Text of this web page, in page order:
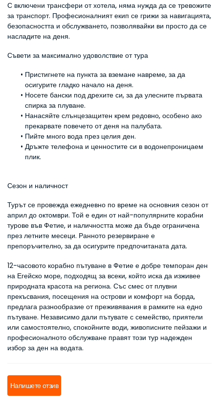
С включени трансфери от хотела, няма нужда да се тревожите
за транспорт. Професионалният екип се грижи за навигацията,
безопасността и обслужването, позволявайки ви просто да се
насладите на деня.
Съвети за максимално удоволствие от тура
Пристигнете на пункта за вземане навреме, за да
осигурите гладко начало на деня.
Носете бански под дрехите си, за да улесните първата
спирка за плуване.
Нанасяйте слънцезащитен крем редовно, особено ако
прекарвате повечето от деня на палубата.
Пийте много вода през целия ден.
Дръжте телефона и ценностите си в водонепроницаем
плик.
Сезон и наличност
Турът се провежда ежедневно по време на основния сезон от
април до октомври. Той е един от най-популярните корабни
турове във Фетие, и наличността може да бъде ограничена
през летните месеци. Ранното резервиране е
препоръчително, за да осигурите предпочитаната дата.
12-часовото корабно пътуване в Фетие е добре темпоран ден
на Егейско море, подходящ за всеки, който иска да изживее
природната красота на региона. Със смес от плувни
прекъсвания, посещения на острови и комфорт на борда,
предлага разнообразие от преживявания в рамките на едно
пътуване. Независимо дали пътувате с семейство, приятели
или самостоятелно, спокойните води, живописните пейзажи и
професионалното обслужване правят този тур надежден
избор за ден на водата.
Напишете отзив